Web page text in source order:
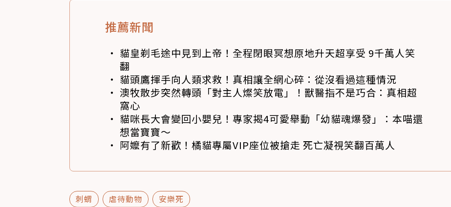
推薦新聞
貓皇剃毛途中見到上帝！全程閉眼冥想原地升天超享受 9千萬人笑
翻
貓頭鷹揮手向人類求救！真相讓全網心碎：從沒看過這種情況
澳牧散步突然轉頭「對主人燦笑放電」！獸醫指不是巧合：真相超
窩心
貓咪長大會變回小嬰兒！專家揭4可愛舉動「幼貓魂爆發」：本喵還
想當寶寶～
阿嬤有了新歡！橘貓專屬VIP座位被搶走 死亡凝視笑翻百萬人
刺蝟 虐待動物 安樂死